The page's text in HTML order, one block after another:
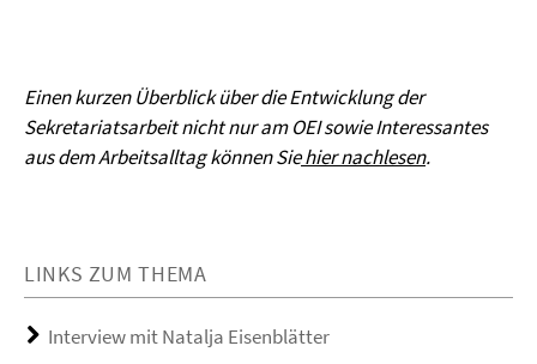
Einen kurzen Überblick über die Entwicklung der
Sekretariatsarbeit nicht nur am OEI sowie Interessantes
aus dem Arbeitsalltag können Siehier nachlesen.
LINKS ZUM THEMA
Interview mit Natalja Eisenblätter